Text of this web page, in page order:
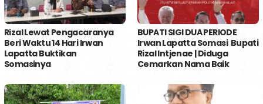
Rizal Lewat Pengacaranya
Beri Waktu 14 Hari Irwan
Lapatta Buktikan
Somasinya
BUPATI SIGI DUA PERIODE
Irwan Lapatta Somasi Bupati
Rizal Intjenae | Diduga
Cemarkan Nama Baik